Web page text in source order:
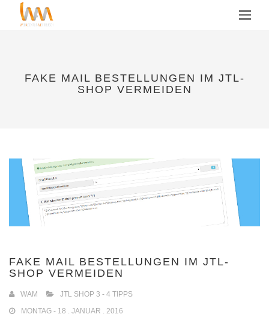
MENU
FAKE MAIL BESTELLUNGEN IM JTL-
SHOP VERMEIDEN
FAKE MAIL BESTELLUNGEN IM JTL-
SHOP VERMEIDEN
WAM
JTL SHOP 3 - 4 TIPPS
MONTAG - 18 . JANUAR . 2016